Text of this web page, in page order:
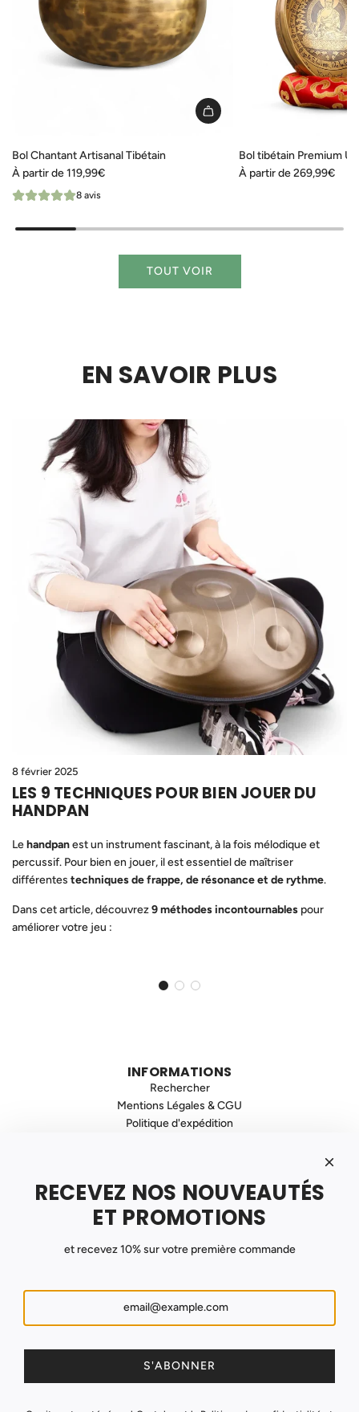
Bol Chantant Artisanal Tibétain
À partir de119,99€
8 avis
Bol tibétain Premium
À partir de269,99€
TOUT VOIR
EN SAVOIR PLUS
8 février 2025
LES 9 TECHNIQUES POUR BIEN JOUER DU
HANDPAN
Lehandpanest un instrument fascinant, à la fois mélodique et
percussif. Pour bien en jouer, il est essentiel de maîtriser
différentes techniques de frappe, de résonance et de rythme.
Dans cet article, découvrez9 méthodes incontournables pour
améliorer votre jeu :
INFORMATIONS
Rechercher
Mentions Légales & CGU
Politique d'expédition
INSCRIVEZ VOUS À NOTRE NEWSLETTER
Recevez nos promotions et nouveautés !
RECEVEZ NOS NOUVEAUTÉS
ET PROMOTIONS
et recevez 10% sur votre première commande
S'ABONNER